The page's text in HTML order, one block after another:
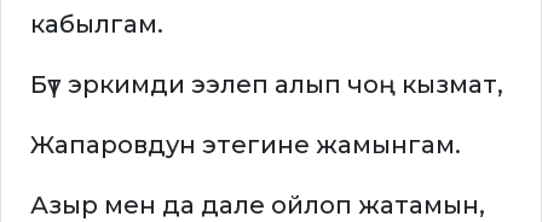
кабылгам.
Бүт эркимди ээлеп алып чоң кызмат,
Жапаровдун этегине жамынгам.
Азыр мен да дале ойлоп жатамын,